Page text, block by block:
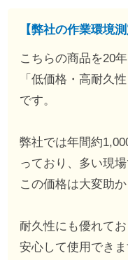
【弊社の作業環境
こちらの商品を20
「低価格・高耐久
です。
弊社では年間約
っており、多い現
この価格は大変助か
耐久性にも優れて
安心して使用できま